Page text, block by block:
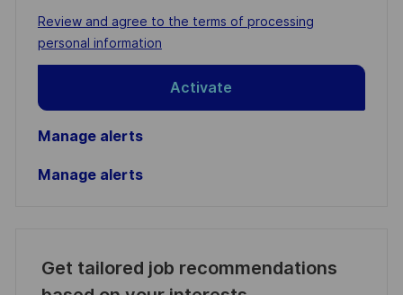
address
(Required)
Required
Review and agree to the terms of processing
personal information
Activate
Manage alerts
Manage alerts
Get tailored job recommendations